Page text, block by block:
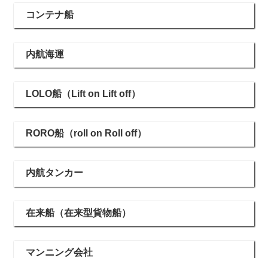
コンテナ船
内航海運
LOLO船（Lift on Lift off）
RORO船（roll on Roll off）
内航タンカー
在来船（在来型貨物船）
マンニング会社